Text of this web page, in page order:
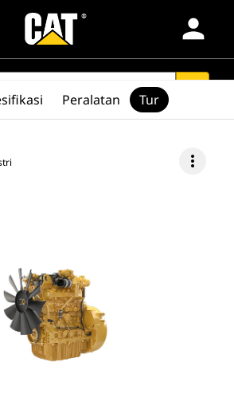
person
more_vert
Peralatan Tur